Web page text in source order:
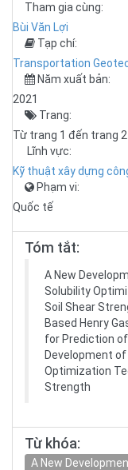
Tham gia cùng:
Bùi Văn Lợi
Tạp chí:
Transportation
Năm xuất bản:
2021
Trang:
Từ trang 1 đến trang 2
Lĩnh vực:
Kỹ thuật xây dựng
Phạm vi:
Quốc tế
Tóm tắt:
A New
Solubility
Soil Shear
Based Henry
for Prediction
Development of
Optimization
Strength
Từ khóa:
A New